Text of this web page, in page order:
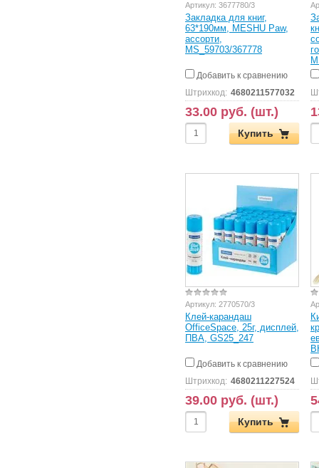
Артикул: 3677780/3
Закладка для книг,
63*190мм, MESHU Paw,
ассорти,
MS_59703/367778
Добавить к сравнению
Штрихкод: 4680211577032
33.00 руб. (шт.)
Купить
Артикул: 2770570/3
Клей-карандаш
OfficeSpace, 25г, дисплей,
ПВА, GS25_247
Добавить к сравнению
Штрихкод: 4680211227524
39.00 руб. (шт.)
Купить